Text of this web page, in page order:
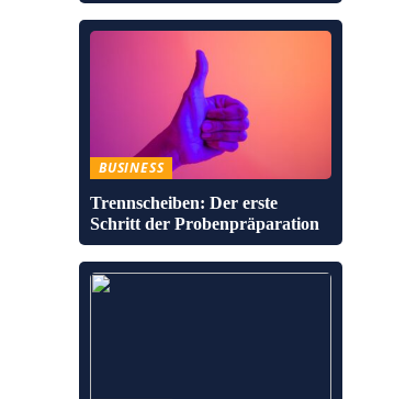
BUSINESS
Trennscheiben: Der erste
Schritt der Probenpräparation